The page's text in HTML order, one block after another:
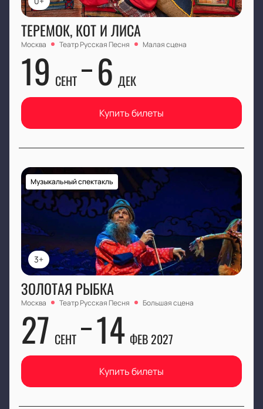
ТЕРЕМОК, КОТ И ЛИСА
Москва Театр Русская Песня Малая сцена
19 СЕНТ 6 ДЕК
Купить билеты
3+
Музыкальный спектакль
ЗОЛОТАЯ РЫБКА
Москва Театр Русская Песня Большая сцена
27 СЕНТ 14 ФЕВ 2027
Купить билеты